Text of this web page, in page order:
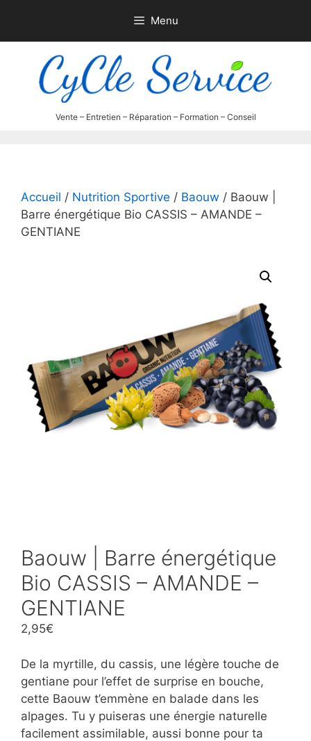
contenu
Menu
Accueil / Nutrition Sportive / Baouw / Baouw |
Barre énergétique Bio CASSIS – AMANDE –
GENTIANE
Baouw | Barre énergétique
Bio CASSIS – AMANDE –
GENTIANE
2,95€
De la myrtille, du cassis, une légère touche de
gentiane pour l’effet de surprise en bouche,
cette Baouw t’emmène en balade dans les
alpages. Tu y puiseras une énergie naturelle
facilement assimilable, aussi bonne pour ta